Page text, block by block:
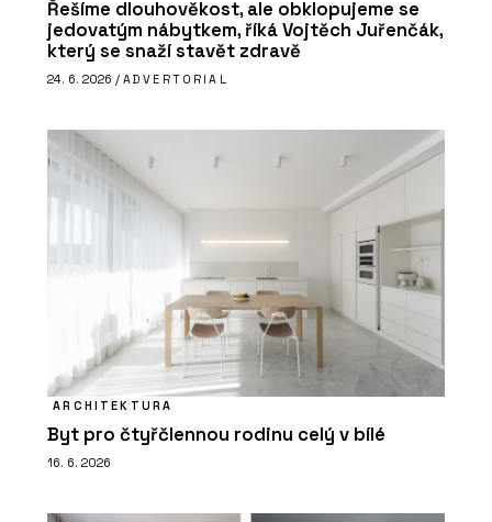
Řešíme dlouhověkost, ale obklopujeme se
jedovatým nábytkem, říká Vojtěch Juřenčák,
který se snaží stavět zdravě
24. 6. 2026 / ADVERTORIAL
ARCHITEKTURA
Byt pro čtyřčlennou rodinu celý v bílé
16. 6. 2026